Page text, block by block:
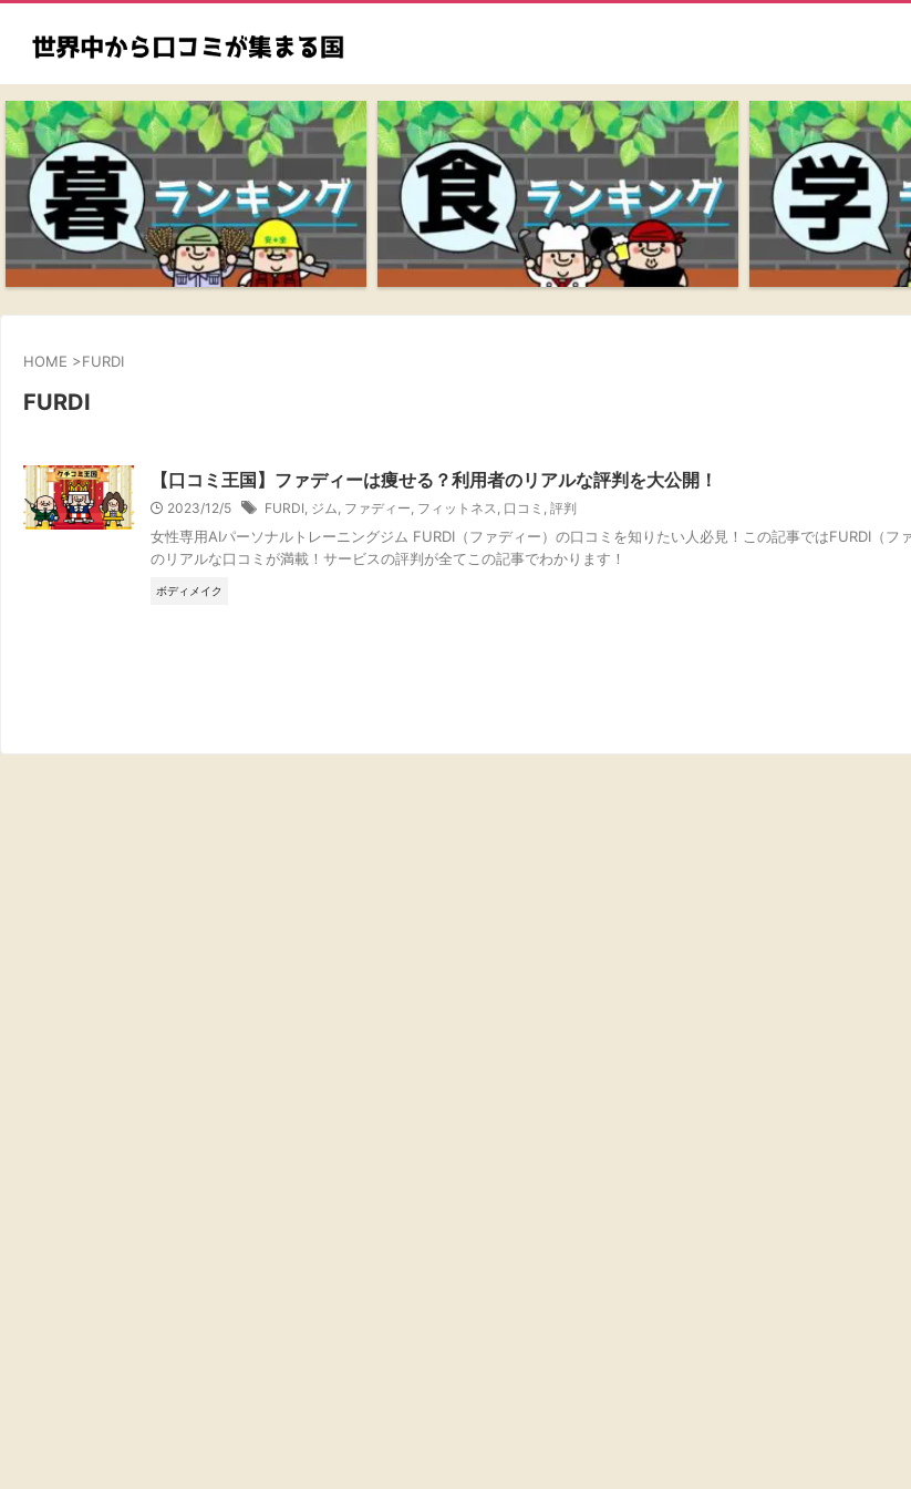
HOME >FURDI
FURDI
【口コミ王国】ファディーは痩せる？利用者のリアルな評判を大公開！
2023/12/5 FURDI, ジム, ファディー, フィットネス, 口コミ , 評判
女性専用AIパーソナルトレーニングジム FURDI（ファディー）の口コミを知りたい人必見！この記事ではFURDI（フ
のリアルな口コミが満載！サービスの評判が全てこの記事でわかります！
ボディメイク